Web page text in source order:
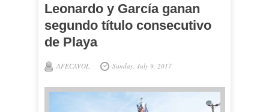
Leonardo y García ganan
segundo título consecutivo
de Playa
AFECAVOL Sunday, July 9, 2017